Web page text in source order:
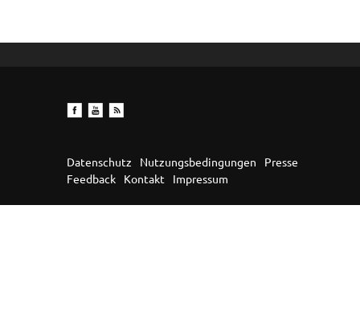
Datenschutz Nutzungsbedingungen
Presse
Feedback
Kontakt Impressum